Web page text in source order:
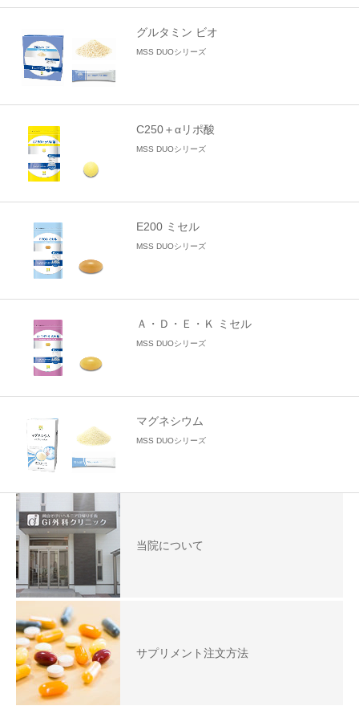
グルタミン ビオ
MSS DUOシリーズ
C250＋αリポ酸
MSS DUOシリーズ
E200 ミセル
MSS DUOシリーズ
Ａ・Ｄ・Ｅ・Ｋ ミセル
MSS DUOシリーズ
マグネシウム
MSS DUOシリーズ
当院について
サプリメント注文方法